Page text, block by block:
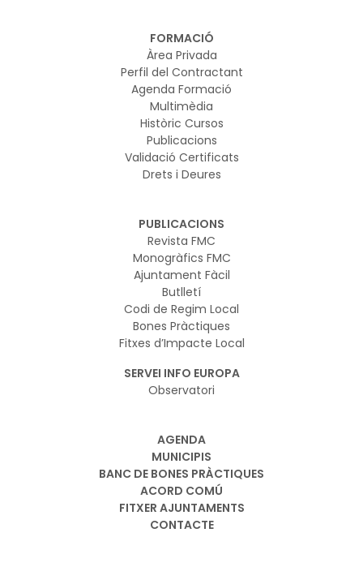
FORMACIÓ
Àrea Privada
Perfil del Contractant
Agenda Formació
Multimèdia
Històric Cursos
Publicacions
Validació Certificats
Drets i Deures
PUBLICACIONS
Revista FMC
Monogràfics FMC
Ajuntament Fàcil
Butlletí
Codi de Regim Local
Bones Pràctiques
Fitxes d’Impacte Local
SERVEI INFO EUROPA
Observatori
AGENDA
MUNICIPIS
BANC DE BONES PRÀCTIQUES
ACORD COMÚ
FITXER AJUNTAMENTS
CONTACTE